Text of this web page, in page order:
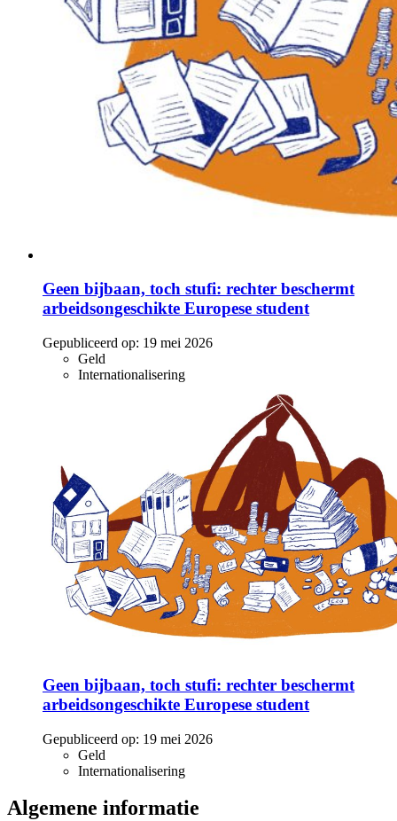
Geen bijbaan, toch stufi: rechter beschermt
arbeidsongeschikte Europese student
Gepubliceerd op: 19 mei 2026
Geld
Internationalisering
Geen bijbaan, toch stufi: rechter beschermt
arbeidsongeschikte Europese student
Gepubliceerd op: 19 mei 2026
Geld
Internationalisering
Algemene informatie